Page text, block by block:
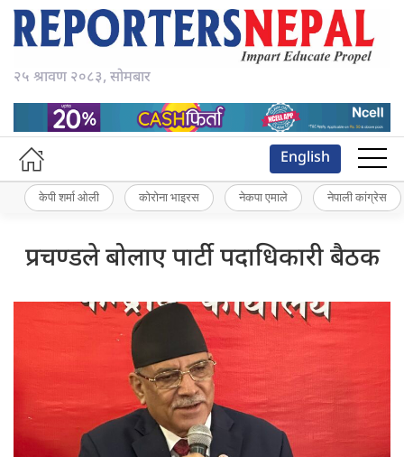
२५ श्रावण २०८३, सोमबार
English
केपी शर्मा ओली कोरोना भाइरस नेकपा एमाले नेपाली कांग्रेस
प्रचण्डले बोलाए पार्टी पदाधिकारी बैठक